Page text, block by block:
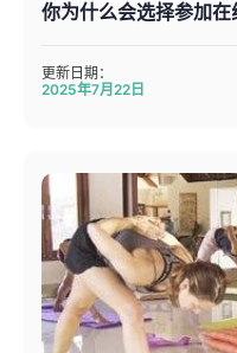
你为什么会选择参加在
更新日期：
2025年7月22日